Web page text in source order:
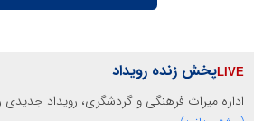
پخش زنده رویداد
اداره میراث فرهنگی و گردشگری، رویداد